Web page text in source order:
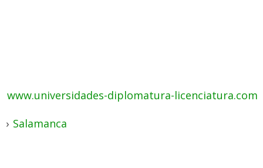
www.universidades-diplomatura-licenciatura.com
› Salamanca